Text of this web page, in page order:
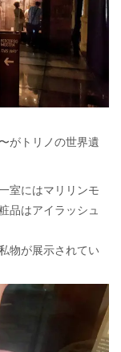
がトリノの世界遺
室にはマリリンモ
品はアイラッシュ
物が展示されてい